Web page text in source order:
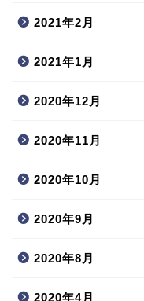
2021年2月
2021年1月
2020年12月
2020年11月
2020年10月
2020年9月
2020年8月
2020年4月